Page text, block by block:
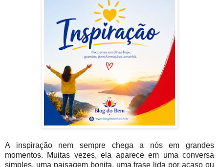
A inspiração nem sempre chega a nós em grandes
momentos. Muitas vezes, ela aparece em uma conversa
simples, uma paisagem bonita, uma frase lida por acaso ou